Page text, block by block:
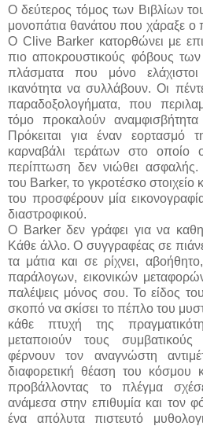
Ο δεύτερος τόμος των Βιβλίων του
μονοπάτια θανάτου που χάραξε ο
Ο Clive Barker κατορθώνει με
πιο αποκρουστικούς φόβους
πλάσματα που μόνο
ικανότητα να συλλάβουν. Οι
παραδοξολογήματα, που
τόμο προκαλούν
Πρόκειται για έναν εορτασμό
καρναβάλι τεράτων στο οποίο
περίπτωση δεν νιώθει
του Barker, το γκροτέσκο στοιχείο
του προσφέρουν μία
διαστροφικού.
Ο Barker δεν γράφει για να
Κάθε άλλο. Ο συγγραφέας σε
τα μάτια και σε ρίχνει,
παράλογων, εικονικών
παλέψεις μόνος σου. Το είδος
σκοπό να σκίσει το πέπλο του
κάθε πτυχή της
μεταποιούν τους συμβατικούς
φέρνουν τον αναγνώστη
διαφορετική θέαση του κόσμου
προβάλλοντας το πλέγμα
ανάμεσα στην επιθυμία και τον
ένα απόλυτα πιστευτό